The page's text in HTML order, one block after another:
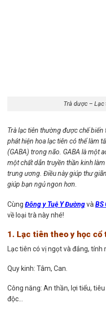
Trà dược – Lạc
Trà lạc tiên thường được chế
phát hiện hoa lạc tiên có thể làm
(GABA) trong não. GABA là một
một chất dẫn truyền thần kinh
trung ương. Điều này giúp thư
giúp bạn ngủ ngon hơn.
Cùng Đông y Tuệ Y Đườngvà BS
về loại trà này nhé!
1. Lạc tiên theo y học cổ
Lạc tiên có vị ngọt và đắng, tính
Quy kinh: Tâm, Can.
Công năng: An thần, lợi tiểu,
độc…